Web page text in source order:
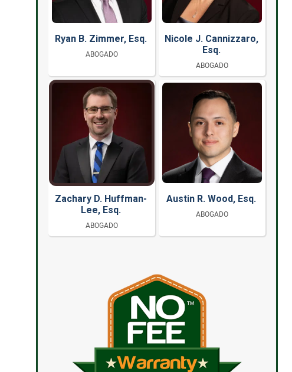
Ryan B. Zimmer, Esq.
ABOGADO
Nicole J. Cannizzaro,
Esq.
ABOGADO
Zachary D. Huffman-
Lee, Esq.
ABOGADO
Austin R. Wood, Esq.
ABOGADO